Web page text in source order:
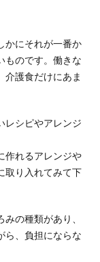
かにそれが一番か
ものです。働きな
介護食だけにあま
レシピやアレンジ
作れるアレンジや
取り入れてみて下
の種類があり、
ら、負担にならな